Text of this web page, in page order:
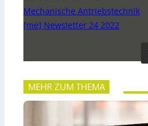
Mechanische Antriebstechnik
[me] Newsletter 24 2022
MEHR ZUM THEMA